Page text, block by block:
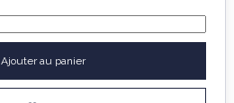
Ajouter au panier